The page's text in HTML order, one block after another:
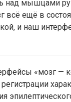
над мышцами
всё ещё в
и наш
«мозг —